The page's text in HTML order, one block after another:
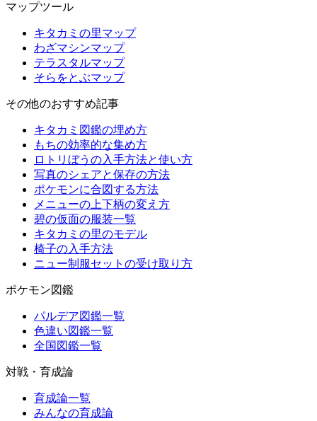
マップツール
キタカミの里マップ
わざマシンマップ
テラスタルマップ
そらをとぶマップ
その他のおすすめ記事
キタカミ図鑑の埋め方
もちの効率的な集め方
ロトリぼうの入手方法と使い方
写真のシェアと保存の方法
ポケモンに合図する方法
メニューの上下柄の変え方
碧の仮面の服装一覧
キタカミの里のモデル
椅子の入手方法
ニュー制服セットの受け取り方
ポケモン図鑑
パルデア図鑑一覧
色違い図鑑一覧
全国図鑑一覧
対戦・育成論
育成論一覧
みんなの育成論